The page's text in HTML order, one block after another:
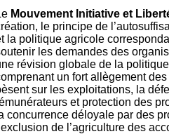
Mouvement Initiative et
le principe de
la politique agricole
les demandes des
révision globale de la
un fort allègement
sur les exploitations, la
et protection des
concurrence déloyale par des
de l’agriculture des